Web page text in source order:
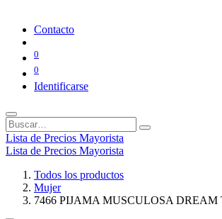
Contacto
0
0
Identificarse
Lista de Precios Mayorista
Lista de Precios Mayorista
Todos los productos
Mujer
7466 PIJAMA MUSCULOSA DREAM